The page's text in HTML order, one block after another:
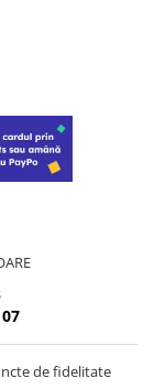
de fidelitate